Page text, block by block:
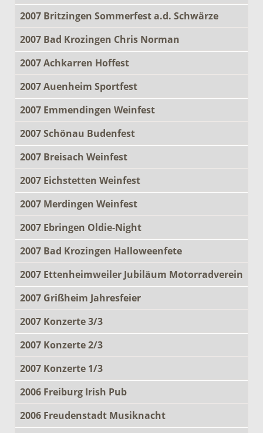
2007 Britzingen Sommerfest a.d. Schwärze
2007 Bad Krozingen Chris Norman
2007 Achkarren Hoffest
2007 Auenheim Sportfest
2007 Emmendingen Weinfest
2007 Schönau Budenfest
2007 Breisach Weinfest
2007 Eichstetten Weinfest
2007 Merdingen Weinfest
2007 Ebringen Oldie-Night
2007 Bad Krozingen Halloweenfete
2007 Ettenheimweiler Jubiläum Motorradverein
2007 Grißheim Jahresfeier
2007 Konzerte 3/3
2007 Konzerte 2/3
2007 Konzerte 1/3
2006 Freiburg Irish Pub
2006 Freudenstadt Musiknacht